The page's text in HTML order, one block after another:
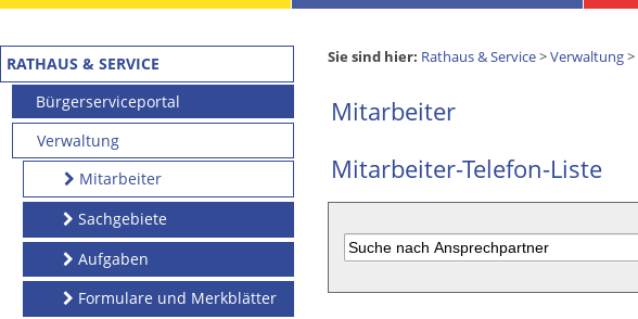
RATHAUS & SERVICE
Bürgerserviceportal
Verwaltung
Mitarbeiter
Sachgebiete
Aufgaben
Formulare und Merkblätter
Sie sind hier: Rathaus & Service>Verwaltung>
Mitarbeiter
Mitarbeiter-Telefon-Liste